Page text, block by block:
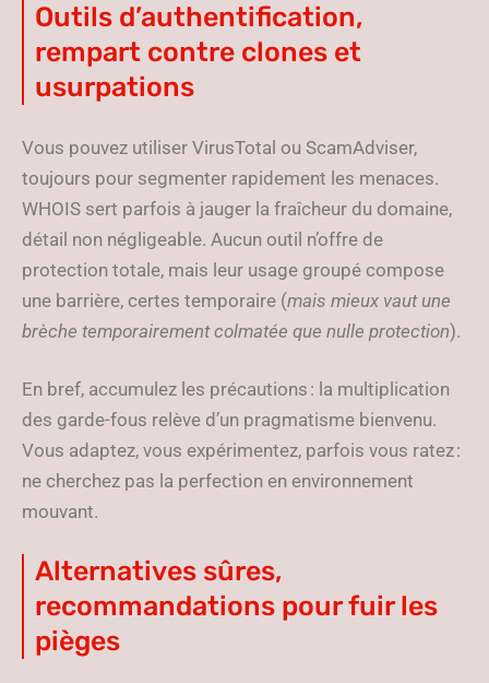
Outils d’authentification,
rempart contre clones et
usurpations
Vous pouvez utiliser VirusTotal ou ScamAdviser,
toujours pour segmenter rapidement les menaces.
WHOIS sert parfois à jauger la fraîcheur du domaine,
détail non négligeable. Aucun outil n’offre de
protection totale, mais leur usage groupé compose
une barrière, certes temporaire (mais mieux vaut une
brèche temporairement colmatée que nulle protection).
En bref, accumulez les précautions : la multiplication
des garde-fous relève d’un pragmatisme bienvenu.
Vous adaptez, vous expérimentez, parfois vous ratez :
ne cherchez pas la perfection en environnement
mouvant.
Alternatives sûres,
recommandations pour fuir les
pièges